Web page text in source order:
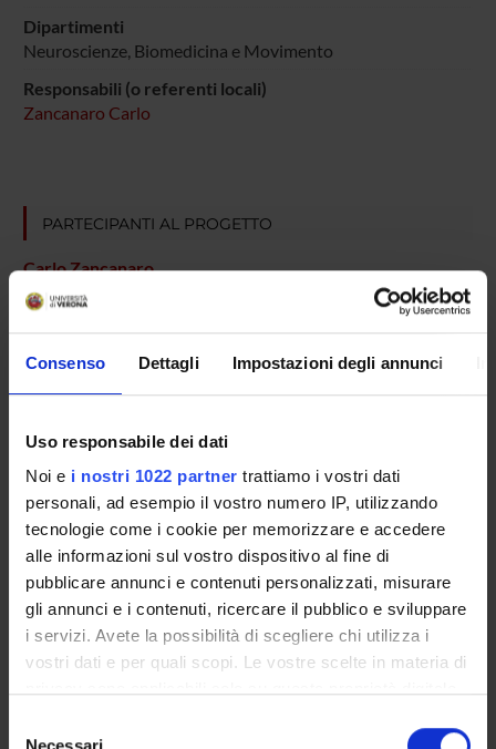
Consenso Dettagli Impostazioni degli annunci
Uso responsabile dei dati
Noi e i nostri 1022 partner trattiamo i vostri dati
personali, ad esempio il vostro numero IP, utilizzando
tecnologie come i cookie per memorizzare e accedere
alle informazioni sul vostro dispositivo al fine di
pubblicare annunci e contenuti personalizzati, misurare
gli annunci e i contenuti, ricercare il pubblico e sviluppare
i servizi. Avete la possibilità di scegliere chi utilizza i
vostri dati e per quali scopi. Le vostre scelte in materia di
modificare o revocare il proprio consenso in qualsiasi
Necessari
Dipartimenti
Neuroscienze, Biomedicina e Movimento
Responsabili (o referenti locali)
Zancanaro Carlo
PARTECIPANTI AL PROGETTO
Carlo Zancanaro
AREE DI RICERCA COINVOLTE DAL PROGETTO
Anatomy & Morphology
SEZIONI
Anatomia e Istologia
ATTIVITÀ